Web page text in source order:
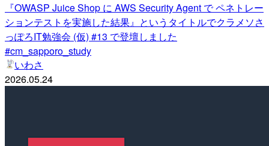
『OWASP Juice Shop に AWS Security Agent で ペネトレー
ションテストを実施した結果』というタイトルでクラメソさ
っぽろIT勉強会 (仮) #13 で登壇しました
#cm_sapporo_study
いわさ
2026.05.24